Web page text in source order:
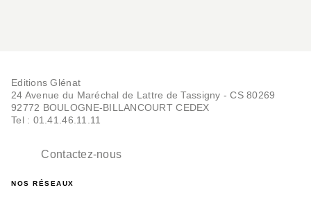
Editions Glénat
24 Avenue du Maréchal de Lattre de Tassigny - CS 80269
92772 BOULOGNE-BILLANCOURT CEDEX
Tel : 01.41.46.11.11
Contactez-nous
NOS RÉSEAUX